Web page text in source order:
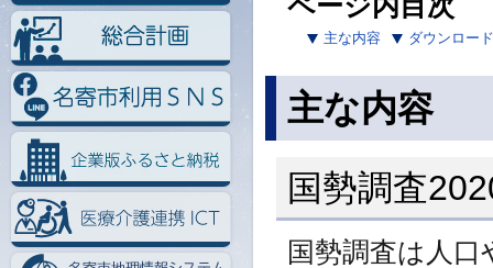
主な内容 ダウンロード
主な内容
国勢調査
国勢調査は人